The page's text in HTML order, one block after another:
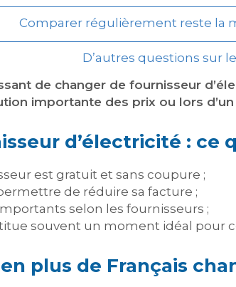
Comparer régulièrement reste la
D’autres questions sur
de changer de fournisseur
importante des prix ou lors
d’électricité : ce
est gratuit et sans coupure ;
de réduire sa facture ;
selon les fournisseurs ;
souvent un moment idéal pour
plus de Français